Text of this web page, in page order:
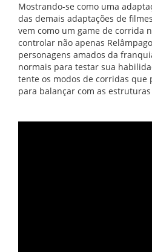
Mostrando-se como uma
das demais adaptações de
vem como um game de corrida
controlar não apenas
personagens amados da
normais para testar sua
tente os modos de corridas que
para balançar com as